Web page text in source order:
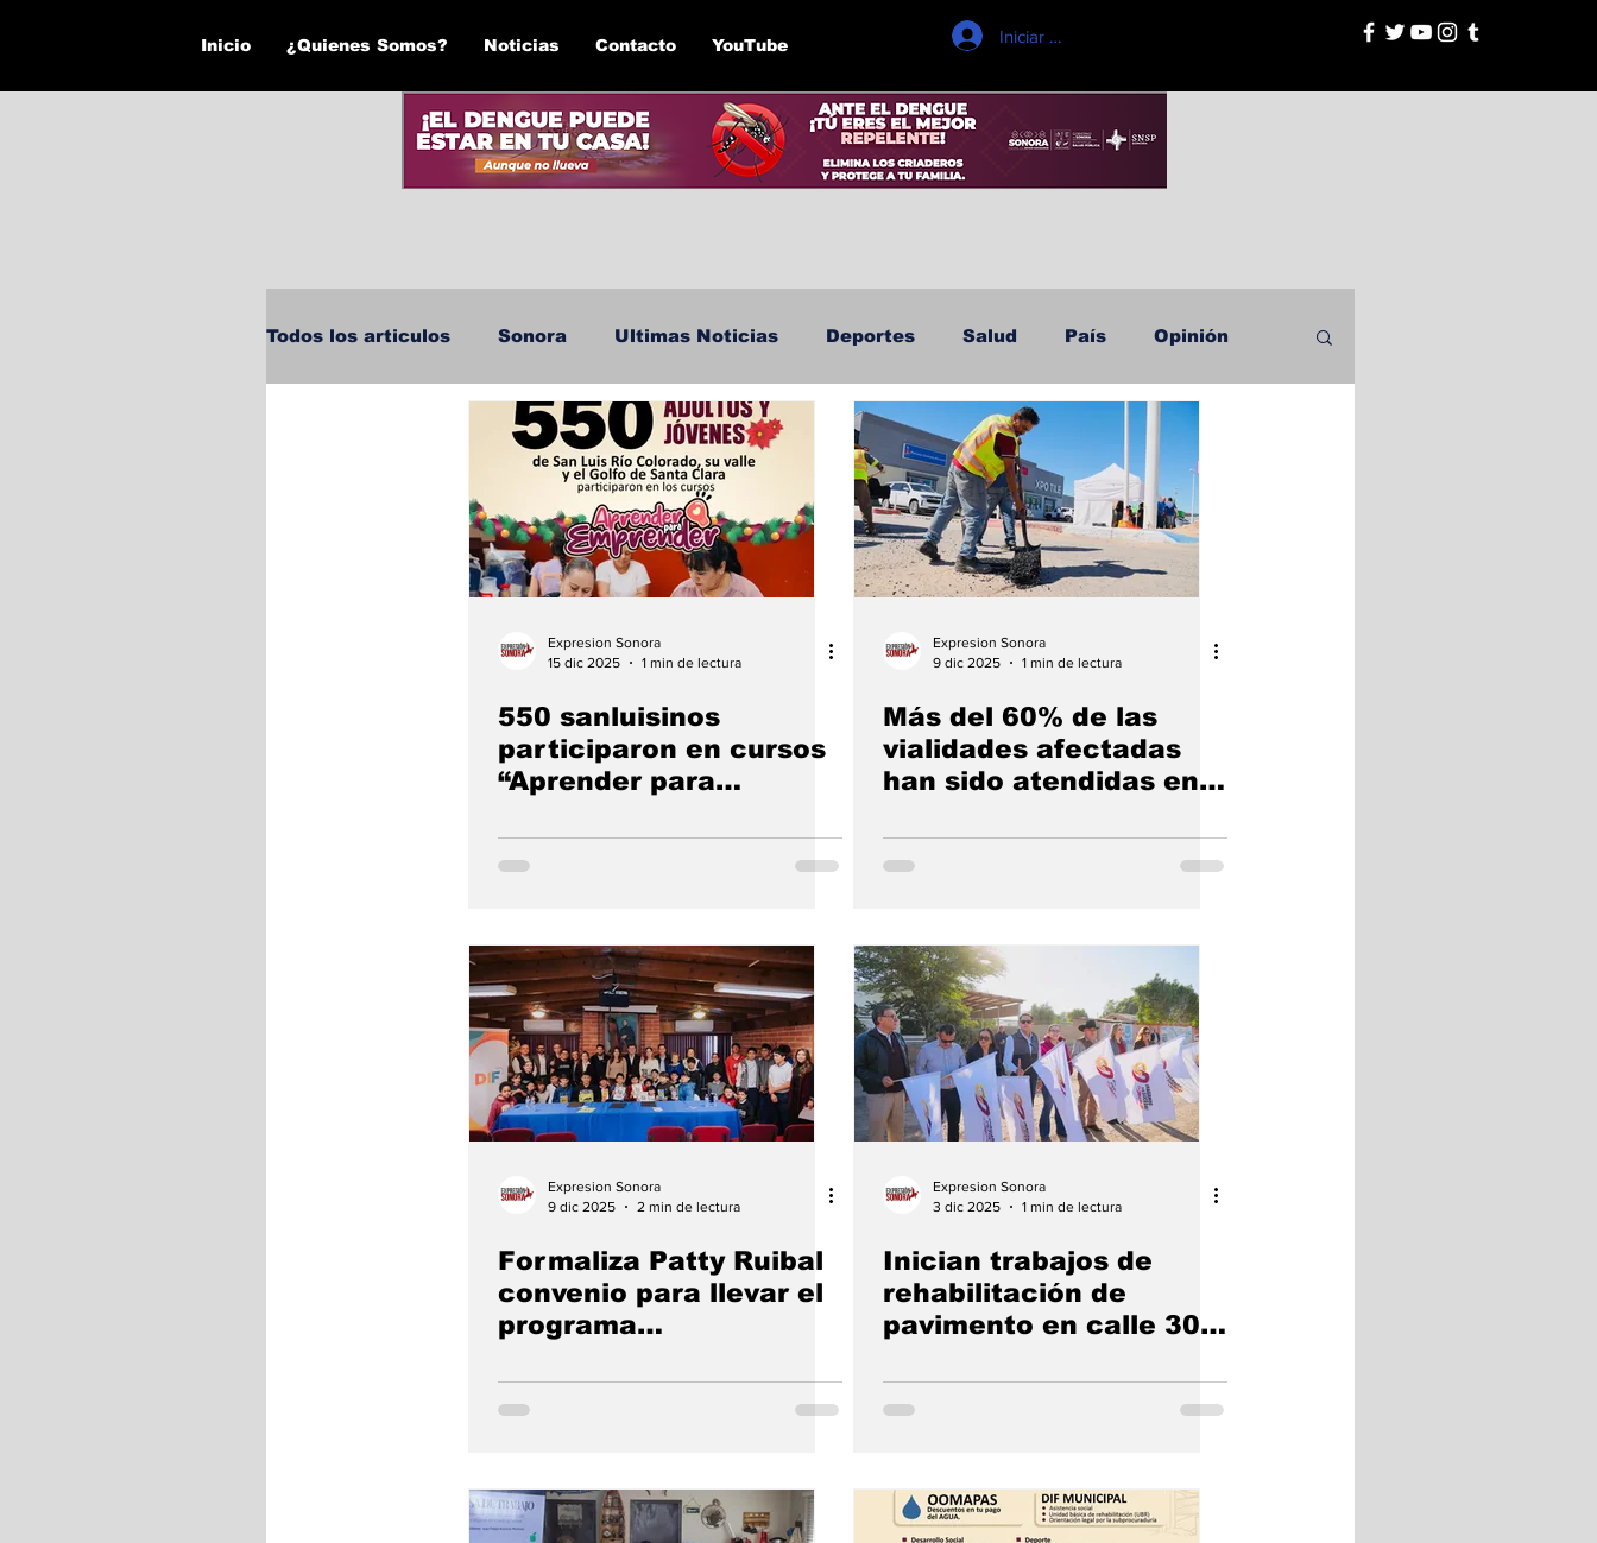
Inicio ¿Quienes Somos? Noticias Contacto YouTube Iniciar sesión
Todos los articulos Sonora Ultimas Noticias Deportes Salud País Opinión
Economía Seguridad Educación y Cultura San Luis Río Colorado
Expresion Sonora
15 dic 2025
1 min de lectura
550 sanluisinos
participaron en cursos
“Aprender para
Desarrollo Social
Expresion Sonora
9 dic 2025
1 min de lectura
Más del 60% de las
vialidades afectadas
han sido atendidas en
intensas lluvias
Expresion Sonora
9 dic 2025
2 min de lectura
Formaliza Patty Ruibal
convenio para llevar el
programa
Instituto Kino
Expresion Sonora
3 dic 2025
1 min de lectura
Inician trabajos de
rehabilitación de
pavimento en calle 30,
Tamaulipas.